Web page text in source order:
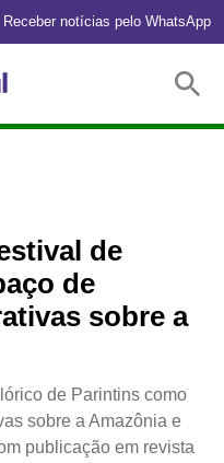
Receber notícias pelo WhatsApp
de
de
sobre a
de Parintins como
sobre a Amazônia e
publicação em revista